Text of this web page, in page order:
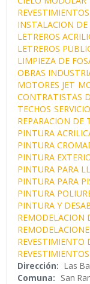
REVESTIMIENTOS
INSTALACION
LETREROS
LETREROS
LIMPIEZA DE
OBRAS
MOTORES JET
CONTRATISTAS
TECHOS
REPARACION DE
PINTURA
PINTURA
PINTURA
PINTURA PARA
PINTURA PARA
PINTURA
PINTURA Y
REMODELACION
REVESTIMIENTO
Dirección: Las
Comuna: San